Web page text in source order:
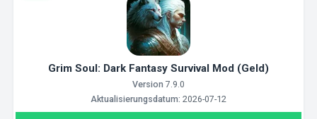
Grim Soul: Dark Fantasy Survival Mod (Geld)
Version 7.9.0
Aktualisierungsdatum: 2026-07-12